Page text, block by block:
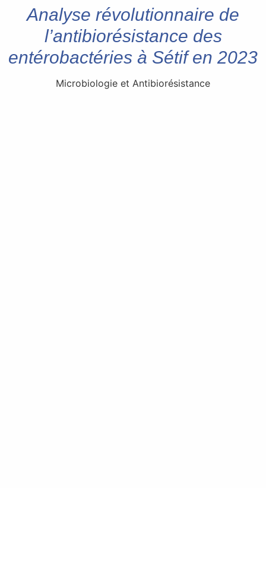
Analyse révolutionnaire de
l’antibiorésistance des
entérobactéries à Sétif en 2023
Microbiologie et Antibiorésistance